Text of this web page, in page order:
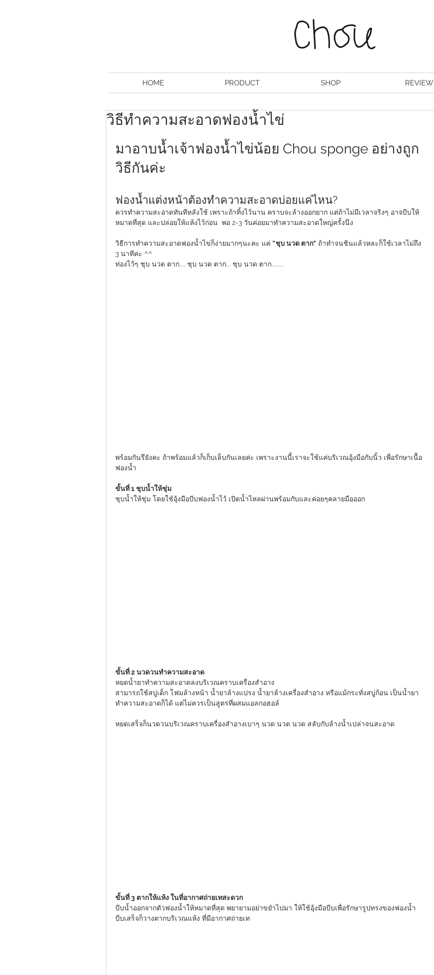
วิธีทำความสะอาดฟองน้ำไข่
มาอาบน้ำเจ้าฟองน้ำไข่น้อย Chou sponge อย่างถูก
วิธีกันค่ะ
ฟองน้ำแต่งหน้าต้องทำความสะอาดบ่อยแค่ไหน?
ควรทำความสะอาดทันทีหลังใช้ เพราะถ้าทิ้งไว้นาน คราบจะล้างออกยาก แต่ถ้าไม่มีเวลาจริงๆ อาจบีบให้
หมาดที่สุด และปล่อยให้แห้งไว้ก่อน  พอ 2-3 วันค่อยมาทำความสะอาดใหญ่ครั้งนึง
วิธีการทำความสะอาดฟองน้ำไข่ก็ง่ายมากๆนะคะ แค่ "ชุบ นวด ตาก" ถ้าทำจนชินแล้วหละก็ใช้เวลาไม่ถึง
3 นาทีค่ะ ^^
ท่องไว้ๆ ชุบ นวด ตาก.... ชุบ นวด ตาก... ชุบ นวด ตาก........
พร้อมกันรึยังคะ ถ้าพร้อมแล้วก็เก็บเล็บกันเลยค่ะ เพราะงานนี้เราจะใช้แค่บริเวณอุ้งมือกับนิ้ว เพื่อรักษาเนื้อ
ฟองน้ำ
ขั้นที่ 1 ชุบน้ำให้ชุ่ม
ชุบน้ำให้ชุ่ม โดยใช้อุ้งมือบีบฟองน้ำไว้ เปิดน้ำไหลผ่านพร้อมกับและค่อยๆคลายมือออก
ขั้นที่ 2 นวดวนทำความสะอาด
หยดน้ำยาทำความสะอาดลงบริเวณคราบเครื่องสำอาง
สามารถใช้สบู่เด็ก โฟมล้างหน้า น้ำยาล้างแปรง น้ำยาล้างเครื่องสำอาง หรือแม้กระทั่งสบู่ก้อน เป็นน้ำยา
ทำความสะอาดก็ได้ แต่ไม่ควรเป็นสูตรที่ผสมแอลกอฮอล์
หยดเสร็จก็นวดวนบริเวณคราบเครื่องสำอางเบาๆ นวด นวด นวด สลับกับล้างน้ำเปล่าจนสะอาด
ขั้นที่ 3 ตากให้แห้ง ในที่อากาศถ่ายเทสะดวก
บีบน้ำออกจากตัวฟองน้ำให้หมาดที่สุด พยายามอย่าขยำไปมา ให้ใช้อุ้งมือบีบเพื่อรักษารูปทรงของฟองน้ำ
บีบเสร็จก็วางตากบริเวณแห้ง ที่มีอากาศถ่ายเท
HOME PRODUCT SHOP REVIEW